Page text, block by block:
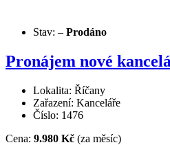
Stav: – Prodáno
Pronájem nové
Lokalita: Říčany
Zařazení: Kanceláře
Číslo: 1476
Cena: 9.980 Kč (za měsíc)